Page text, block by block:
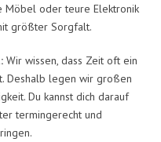
Möbel oder teure Elektronik
größter Sorgfalt.
Wir wissen, dass Zeit oft ein
Deshalb legen wir großen
Du kannst dich darauf
termingerecht und